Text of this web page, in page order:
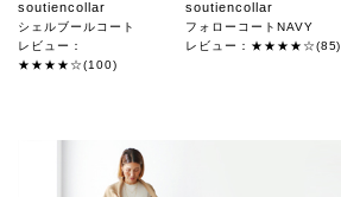
soutiencollar
シェルブールコート
レビュー：
★★★★☆(100)
soutiencollar
フォローコートNAVY
レビュー：★★★★☆(85)